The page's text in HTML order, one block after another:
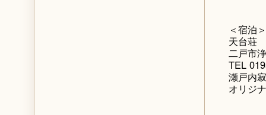
＜宿泊＞
天台荘
二戸市
TEL
瀬戸内
オリジ